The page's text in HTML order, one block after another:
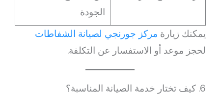
الجودة
يمكنك زيارة مركز جورنجي لصيانة الشفاطات
لحجز موعد أو الاستفسار عن التكلفة.
6. كيف تختار خدمة الصيانة المناسبة؟